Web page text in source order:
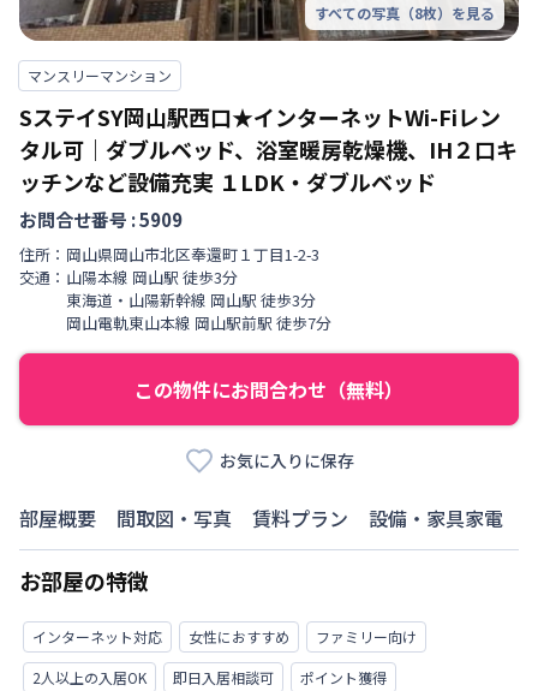
すべての写真（8枚）を見る
マンスリーマンション
SステイSY岡山駅西口★インターネットWi-Fiレン
タル可｜ダブルベッド、浴室暖房乾燥機、IH２口キ
ッチンなど設備充実 １LDK・ダブルベッド
お問合せ番号 :5909
住所： 岡山県岡山市北区奉還町 １丁目1-2-3
交通： 山陽本線 岡山駅 徒歩3分
東海道・山陽新幹線 岡山駅 徒歩3分
岡山電軌東山本線 岡山駅前駅 徒歩7分
この物件にお問合わせ（無料）
お気に入りに保存
部屋概要 間取図・写真 賃料プラン 設備・家具家電
お部屋の特徴
インターネット対応 女性におすすめ
ファミリー向け
2人以上の入居OK
即日入居相談可
ポイント獲得